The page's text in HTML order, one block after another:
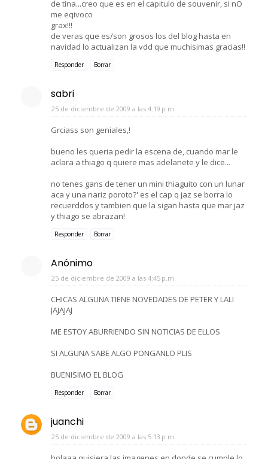
de tina...creo que es en el capitulo de souvenir, si nO
me eqivoco
grax!!!
de veras que es/son grosos los del blog hasta en
navidad lo actualizan la vdd que muchisimas gracias!!
Responder Borrar
sabri
25 de diciembre de 2009 a las 4:19 p.m.
Grciass son geniales,!
bueno les queria pedir la escena de, cuando mar le
aclara a thiago q quiere mas adelanete y le dice...
no tenes gans de tener un mini thiaguito con un lunar
aca y una nariz poroto?' es el cap q jaz se borra lo
recuerddos y tambien que la sigan hasta que mar jaz
y thiago se abrazan!
Responder Borrar
Anónimo
25 de diciembre de 2009 a las 4:45 p.m.
CHICAS ALGUNA TIENE NOVEDADES DE PETER Y LALI
JAJAJAJ
ME ESTOY ABURRIENDO SIN NOTICIAS DE ELLOS
SI ALGUNA SABE ALGO PONGANLO PLIS
BUENISIMO EL BLOG
Responder Borrar
juanchi
25 de diciembre de 2009 a las 5:13 p.m.